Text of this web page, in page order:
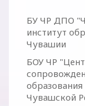
БУ ЧР ДПО
институт
Чувашии
БОУ ЧР
Чувашской